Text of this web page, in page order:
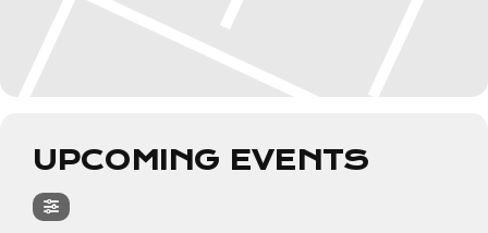
UPCOMING EVENTS